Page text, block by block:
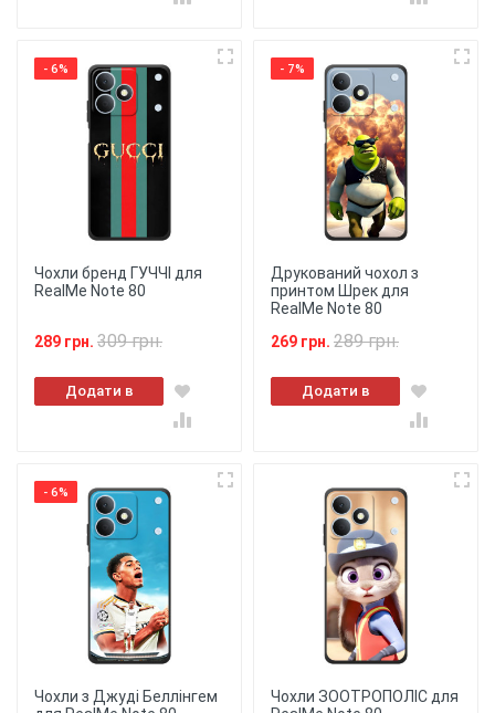
- 6%
Чохли бренд ГУЧЧІ для
RealMe Note 80
289 грн. 309 грн.
Додати в
кошик
- 7%
Друкований чохол з
принтом Шрек для
RealMe Note 80
269 грн. 289 грн.
Додати в
кошик
- 6%
Чохли з Джуді Беллінгем
Чохли ЗООТРОПОЛІС для